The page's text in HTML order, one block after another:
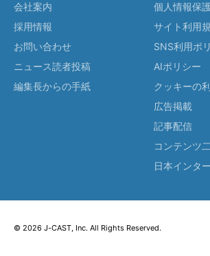
会社案内
採用情報
お問い合わせ
ニュース読者投稿
編集長からの手紙
個人情報保
サイト利用
SNS利用ポ
AIポリシー
クッキーの
広告掲載
記事配信
コンテンツ
日本インタ
© 2026 J-CAST, Inc. All Rights Reserved.